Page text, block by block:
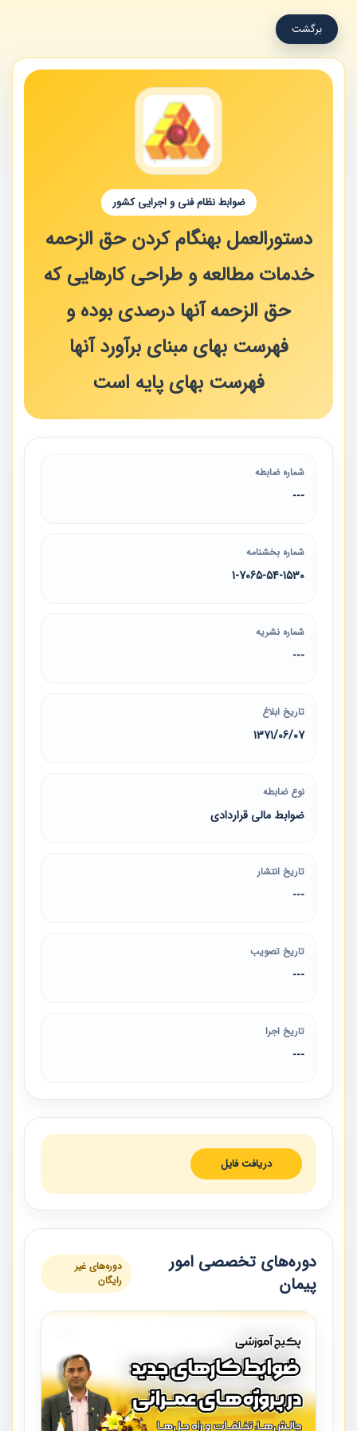
برگشت
ضوابط نظام فنی و اجرایی کشور
دستورالعمل بهنگام کردن حق الزحمه
خدمات مطالعه و طراحی کارهایی که
حق الزحمه آنها درصدی بوده و
فهرست بهای مبنای برآورد آنها
فهرست بهای پایه است
شماره ضابطه
---
شماره بخشنامه
1-7065-54-1530
شماره نشریه
---
تاریخ ابلاغ
1371/06/07
نوع ضابطه
ضوابط مالی قراردادی
تاریخ انتشار
---
تاریخ تصویب
---
تاریخ اجرا
---
دریافت فایل
دوره‌های تخصصی امور
پیمان
دوره‌های غیر
رایگان